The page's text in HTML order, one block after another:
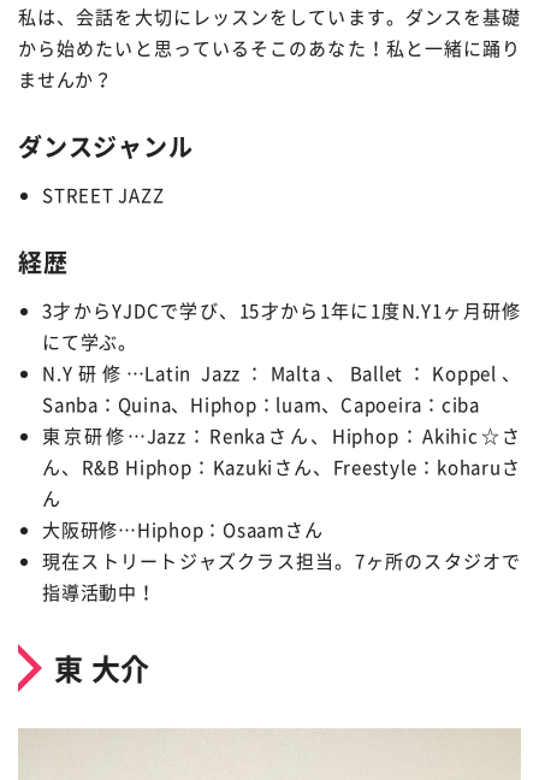
私は、会話を大切にレッスンをしています。ダンスを基礎
から始めたいと思っているそこのあなた！私と一緒に踊り
ませんか？
ダンスジャンル
STREET JAZZ
経歴
3才からYJDCで学び、15才から1年に1度N.Y1ヶ月研修
にて学ぶ。
N.Y研修…Latin Jazz：Malta、Ballet：Koppel、
Sanba：Quina、Hiphop：luam、Capoeira：ciba
東京研修…Jazz：Renkaさん、Hiphop：Akihic☆さ
ん、R&B Hiphop：Kazukiさん、Freestyle：koharuさ
ん
大阪研修…Hiphop：Osaamさん
現在ストリートジャズクラス担当。7ヶ所のスタジオで
指導活動中！
東 大介